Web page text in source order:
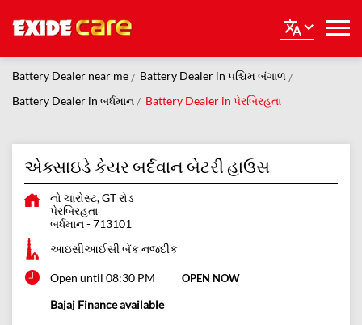
Battery Dealer near me
Battery Dealer in પશ્ચિમ બંગાળ
Battery Dealer in બર્ધમાન
Battery Dealer in પેરબિરહતા
એક્સાઇડે કેયર બર્દવાન બેટરી હાઉસ
નો ચારોસ્ટ, GT રોડ
પેરબિરહતા
બર્ધમાન -713101
આઇસીઆઈસી બેંક નજદીક
Open until 08:30 PM OPEN NOW
Bajaj Finance available